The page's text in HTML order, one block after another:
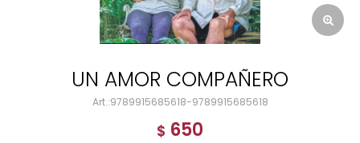
UN AMOR COMPAÑERO
9789915685618-9789915685618
$ 650